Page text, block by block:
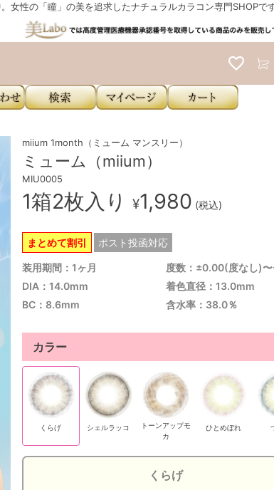
女性の「瞳」の美を追求したナチュラルカラコン専門SHOPで
miium 1month（ミューム マンスリー）
ミューム（miium）
MIU0005
1箱2枚入り ¥1,980 (税込)
まとめて割引 ポスト投函対応
装用期間：1ヶ月
度数：±0.00(度なし)
DIA：14.0mm
着色直径：13.0mm
BC：8.6mm
含水率：38.0％
カラー
くらげ シェルラッコ
トーンアップモ
カ
ひとめぼれ